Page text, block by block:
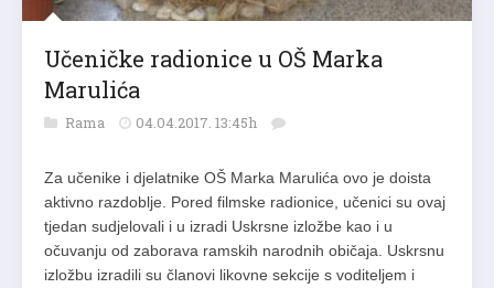
Učeničke radionice u OŠ Marka
Marulića
Rama 04.04.2017. 13:45h
Za učenike i djelatnike OŠ Marka Marulića ovo je doista
aktivno razdoblje. Pored filmske radionice, učenici su ovaj
tjedan sudjelovali i u izradi Uskrsne izložbe kao i u
očuvanju od zaborava ramskih narodnih običaja. Uskrsnu
izložbu izradili su članovi likovne sekcije s voditeljem i